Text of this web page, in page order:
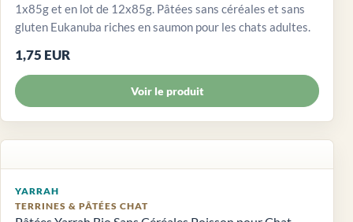
1x85g et en lot de 12x85g. Pâtées sans céréales et sans
gluten Eukanuba riches en saumon pour les chats adultes.
1,75 EUR
Voir le produit
YARRAH
TERRINES & PÂTÉES CHAT